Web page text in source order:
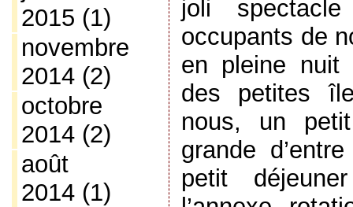
2015 (1)
novembre
2014(2)
octobre
2014(2)
août
2014(1)
joli
occupants de
en pleine nuit
des petites
nous, un
grande
petit